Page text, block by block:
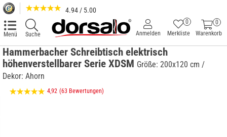
4.94 / 5.00
Menü Suche
0
Warenkorb
Merkliste
0
Anmelden
Hammerbacher Schreibtisch elektrisch
höhenverstellbarer Serie XDSM Größe: 200x120 cm /
Dekor: Ahorn
4,92 (63 Bewertungen)